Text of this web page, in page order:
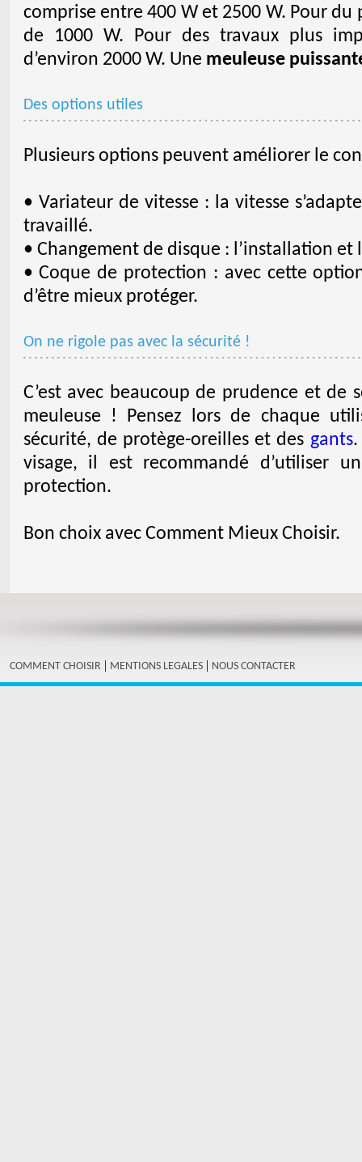
comprise entre 400 W et 2500 W. Pour
de 1000 W. Pour des travaux plus
d’environ 2000 W. Une meuleuse
Des options utiles
Plusieurs options peuvent améliorer le
• Variateur de vitesse : la vitesse
travaillé.
• Changement de disque : l’installation
• Coque de protection : avec cette
d’être mieux protéger.
On ne rigole pas avec la sécurité !
C’est avec beaucoup de prudence et de
meuleuse ! Pensez lors de chaque
sécurité, de protège-oreilles et des gants.
visage, il est recommandé d’utiliser
protection.
Bon choix avec Comment Mieux Choisir.
COMMENT CHOISIR | MENTIONS LEGALES | NOUS CONTACTER